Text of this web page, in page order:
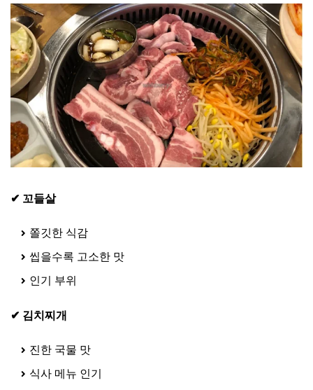
✔ 꼬들살
쫄깃한 식감
씹을수록 고소한 맛
인기 부위
✔ 김치찌개
진한 국물 맛
식사 메뉴 인기